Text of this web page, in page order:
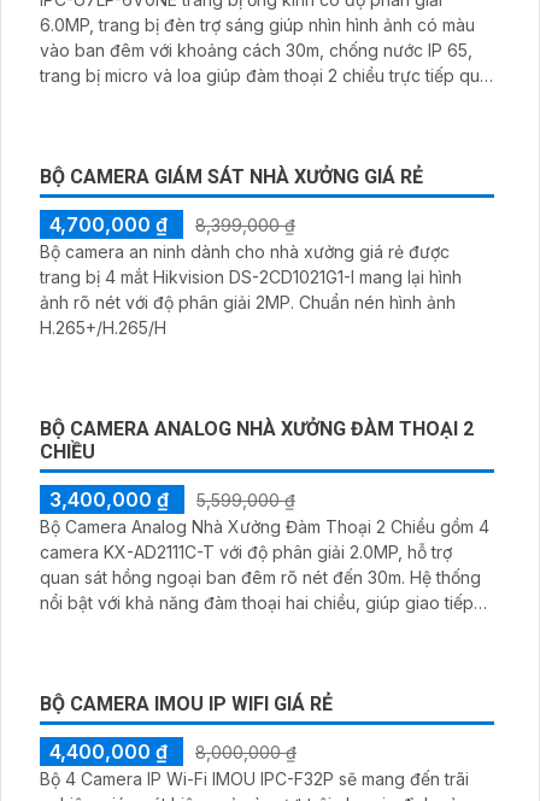
6,500,000 ₫
Bộ 4 Camera IMOU Quay Quét Ngoài Trời 5.0MP bao
gồm 4 camera Cruiser SE 5.0MP ngoài trời, 1 đầu ghi hình
IMOU + ổ cứng lưu trữ 500GB, 1 bộ chia tín hiệu chuyên
dụng cho camera. Bộ 4 camera IMOU này thích hợp lắp
đặt cho kho hàng, nhà xưởng, khu phố và khu vực cần
giám sát ngoài trời